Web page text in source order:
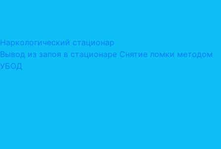
Наркологический стационар
Вывод из запоя в стационаре Снятие ломки методом
УБОД